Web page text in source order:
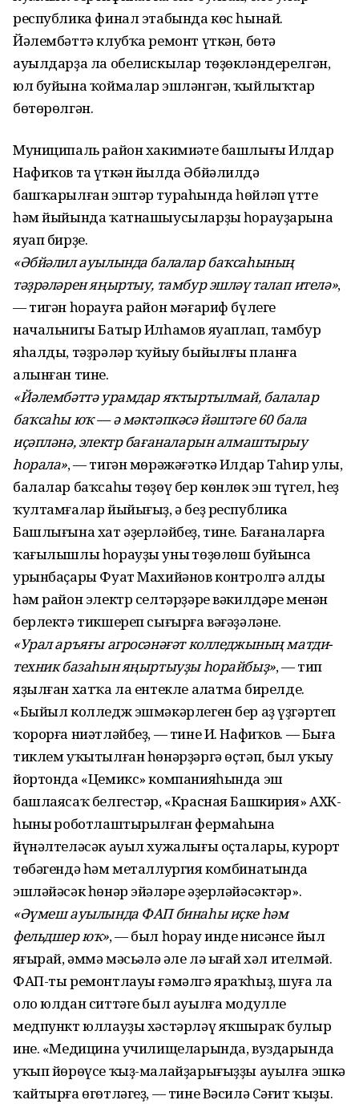
республика финал этабында көс һынай.
Йәлембәттә клубҡа ремонт үткән, бөтә
ауылдарҙа ла обелискылар төҙөкләндерелгән,
юл буйына ҡоймалар эшләнгән, ҡыйлыҡтар
бөтөрөлгән.
Муниципаль район хакимиәте башлығы Илдар
Нафиҡов та үткән йылда Әбйәлилдә
башҡарылған эштәр тураһында һөйләп үтте
һәм йыйында ҡатнашыусыларҙың һорауҙарына
яуап бирҙе.
«Әбйәлил ауылында балалар баҡсаһының
тәҙрәләрен яңыртыу, тамбур эшләү талап ителә»,
— тигән һорауға район мәғариф бүлеге
начальнигы Батыр Илһамов яуаплап, тамбур
яһалды, тәҙрәләр ҡуйыу быйылғы планға
алынған тине.
«Йәлембәттә урамдар яҡтыртылмай, балалар
баҡсаһы юҡ — ә мәктәпкәсә йәштәге 60 бала
иҫәпләнә, электр бағаналарын алмаштырыу
һорала», — тигән мөрәжәғәткә Илдар Таһир улы,
балалар баҡсаһы төҙөү бер көнлөк эш түгел, һеҙ
ҡултамғалар йыйығыҙ, ә беҙ республика
Башлығына хат әҙерләйбеҙ, тине. Бағаналарға
ҡағылышлы һорауҙы уның төҙөлөш буйынса
урынбаҫары Фуат Махийәнов контролгә алды
һәм район электр селтәрҙәре вәкилдәре менән
берлектә тикшереп сығырға вәғәҙәләне.
«Урал аръяғы агросәнәғәт колледжының матди-
техник базаһын яңыртыуҙы һорайбыҙ», — тип
яҙылған хатҡа ла ентекле аңлатма бирелде.
«Быйыл колледж эшмәкәрлеген бер аҙ үҙгәртеп
ҡорорға ниәтләйбеҙ, — тине И. Нафиҡов. — Быға
тиклем уҡытылған һөнәрҙәргә өҫтәп, был уҡыу
йортонда «Цемикс» компанияһында эш
башлаясаҡ белгестәр, «Красная Башкирия» АХК-
һының роботлаштырылған фермаһына
йүнәлтеләсәк ауыл хужалығы оҫталары, курорт
төбәгендә һәм металлургия комбинатында
эшләйәсәк һөнәр эйәләре әҙерләйәсәктәр».
«Әүмеш ауылында ФАП бинаһы иҫке һәм
фельдшер юҡ», — был һорау инде нисәнсе йыл
яңғырай, әммә мәсьәлә әле лә ыңғай хәл ителмәй.
ФАП-ты ремонтлауы ғәмәлгә яраҡһыҙ, шуға ла
оло юлдан ситтәге был ауылға модулле
медпункт юллауҙы хәстәрләү яҡшыраҡ булыр
ине. «Медицина училищеларында, вуздарында
уҡып йөрөүсе ҡыҙ-малайҙарығыҙҙы ауылға эшкә
ҡайтырға өгөтләгеҙ, — тине Вәсилә Сәғит ҡыҙы.